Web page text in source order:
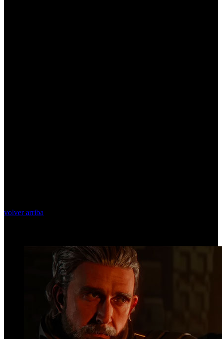
volver arriba